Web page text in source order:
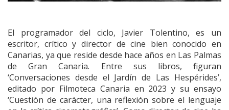
El programador del ciclo, Javier Tolentino, es un
escritor, crítico y director de cine bien conocido en
Canarias, ya que reside desde hace años en Las Palmas
de Gran Canaria. Entre sus libros, figuran
‘Conversaciones desde el Jardín de Las Hespérides’,
editado por Filmoteca Canaria en 2023 y su ensayo
‘Cuestión de carácter, una reflexión sobre el lenguaje